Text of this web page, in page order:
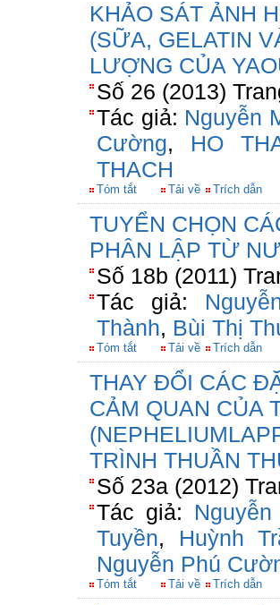
KHẢO SÁT ẢNH
(SỮA, GELATIN
LƯỢNG CỦA
Số 26 (2013)
Tác giả: Nguyễn
Cường, HO
THACH
Tóm tắt Tải về Trích dẫn
TUYỂN CHỌN
PHÂN LẬP TỪ
Số 18b (2011)
Tác giả:
Thành, Bùi Thị
Tóm tắt Tải về Trích dẫn
THAY ĐỔI CÁC
CẢM QUAN CỦA
TRÌNH THUẦN
Số 23a (2012)
Tác giả:
Tuyền, Huỳnh
Nguyễn Phú
Tóm tắt Tải về Trích dẫn